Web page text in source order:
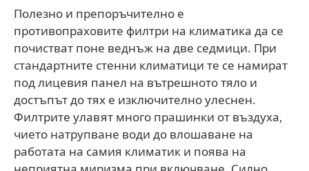
Полезно и препоръчително е
противопраховите филтри на климатика да се
почистват поне веднъж на две седмици. При
стандартните стенни климатици те се намират
под лицевия панел на вътрешното тяло и
достъпът до тях е изключително улеснен.
Филтрите улавят много прашинки от въздуха,
чието натрупване води до влошаване на
работата на самия климатик и поява на